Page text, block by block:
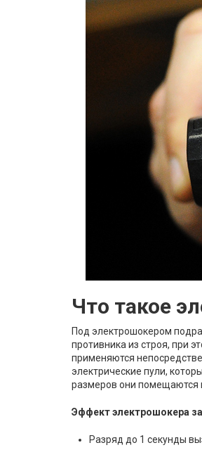
Что такое
Под электрошокером
противника из строя, при
применяются
электрические пули,
размеров они помещаются
Эффект электрошокера
Разряд до 1 секунды